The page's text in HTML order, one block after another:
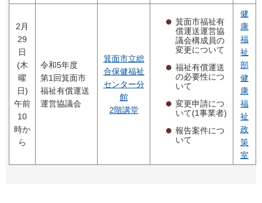
2月
29
日
(木
曜
日)
午前
10
時か
ら
令和5年度
第1回箕面市
福祉有償運送
運営協議会
箕面市立総
合保健福祉
センター分
館
2階講堂
箕面市福祉有
償運送運営協
議会構成員の
変更について
福祉有償運送
の必要性につ
いて
変更申請につ
いて(1事業者)
報告案件につ
いて
健
康
福
祉
部
健
康
福
祉
政
策
室